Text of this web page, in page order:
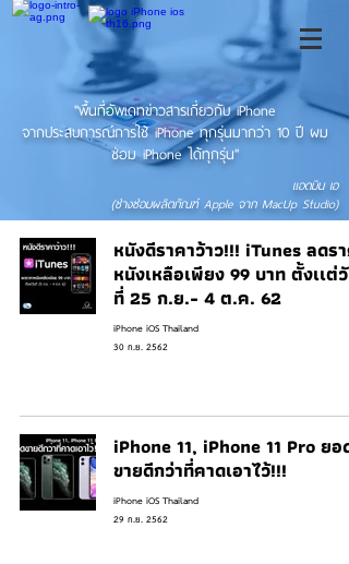
"พื้นที่อัพเดทข่าวสารเกี่ยวกับ iPhone
จากประสบการณ์การใช้ iPhone ทุกรุ่นมากว่า 10 ปี ผม
ซ่อม iPhone ได้ทุกรุ่น"
แอดมิน เอ
(ช่างซ่อมผลิตภัณฑ์ Apple จาก MacUp Studio)
หนังดีราคาว้าว!!! iTunes ลดราค
หนังเหลือเพียง 99 บาท ตั้งเเต่วัน
ที่ 25 ก.ย.- 4 ต.ค. 62
iPhone iOS Thailand
30 ก.ย. 2562
iPhone 11, iPhone 11 Pro ยอด
ขายดีกว่าที่คาดเอาไว้!!!
iPhone iOS Thailand
29 ก.ย. 2562